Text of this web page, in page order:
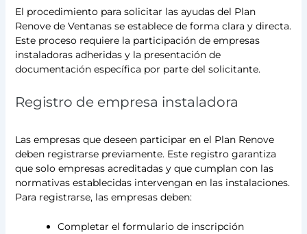
El procedimiento para solicitar las ayudas del Plan
Renove de Ventanas se establece de forma clara y directa.
Este proceso requiere la participación de empresas
instaladoras adheridas y la presentación de
documentación específica por parte del solicitante.
Registro de empresa instaladora
Las empresas que deseen participar en el Plan Renove
deben registrarse previamente. Este registro garantiza
que solo empresas acreditadas y que cumplan con las
normativas establecidas intervengan en las instalaciones.
Para registrarse, las empresas deben:
Completar el formulario de inscripción